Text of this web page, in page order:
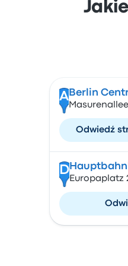
A Berlin
Odwiedź
D
Europaplatz